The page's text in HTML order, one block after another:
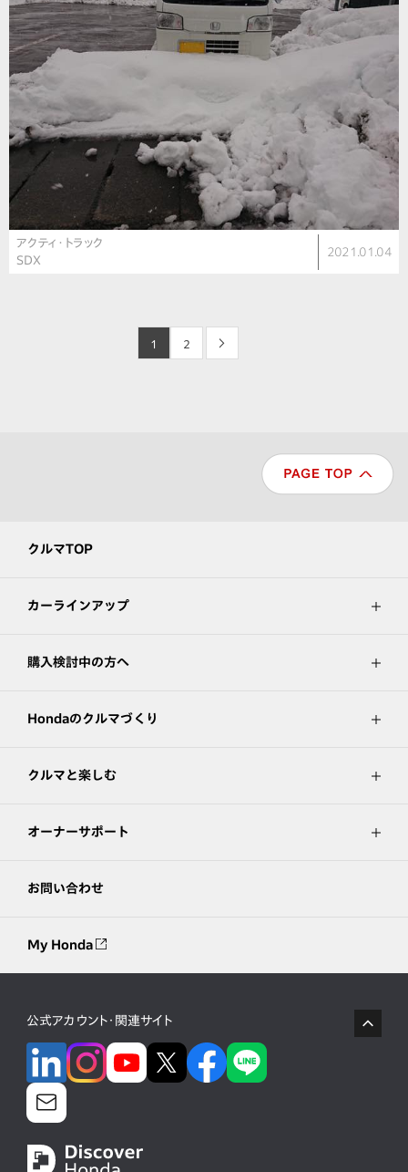
アクティ・トラック
SDX
2021.01.04
1 2 >
クルマTOP
カーラインアップ
購入検討中の方へ
Hondaのクルマづくり
クルマと楽しむ
オーナーサポート
お問い合わせ
My Honda
公式アカウント・関連サイト